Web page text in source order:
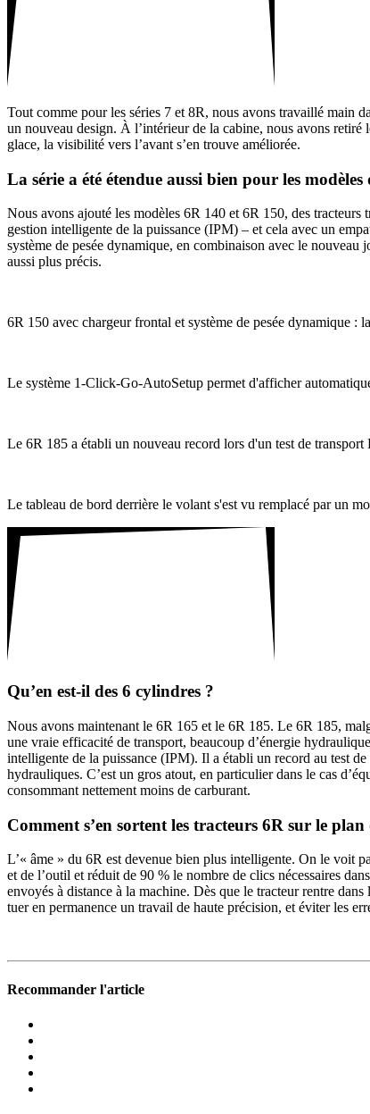
Tout comme pour les séries 7 et 8R, nous avons travaillé main
un nouveau design. À l’intérieur de la cabine, nous avons retiré
glace, la visi­bi­lité vers l’avant s’en trouve améliorée.
La série a été étendue aussi bien pour les
Nous avons ajouté les modèles 6R 140 et 6R 150, des
gestion intel­li­gente de la puis­sance (IPM) – et cela avec un
système de pesée dyna­mique, en combi­naison avec le nouveau
aussi plus précis.
6R 150 avec char­geur frontal et système de pesée dyna­mique :
Le système 1-Click-Go-Auto­Setup permet d'afficher
Le 6R 185 a établi un nouveau record lors d'un test de
Le tableau de bord derrière le volant s'est vu remplacé par un
Qu’en est-il des 6 cylindres ?
Nous avons main­te­nant le 6R 165 et le 6R 185. Le 6R 185,
une vraie effi­ca­cité de trans­port, beau­coup d’énergie
intel­li­gente de la puis­sance (IPM). Il a établi un record au test
hydrau­liques. C’est un gros atout, en parti­cu­lier dans le cas
consom­mant nette­ment moins de carbu­rant.
Comment s’en sortent les trac­teurs 6R sur le
L’« âme » du 6R est devenue bien plus intel­li­gente. On le voit
et de l’outil et réduit de 90 % le nombre de clics néces­saires
envoyés à distance à la machine. Dès que le trac­teur rentre
tuer en perma­nence un travail de haute préci­sion, et éviter les
Recommander l'article